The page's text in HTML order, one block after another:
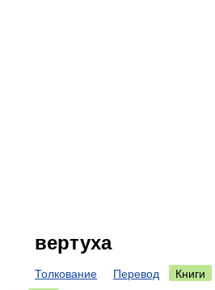
вертуха
Толкование Перевод
Книги